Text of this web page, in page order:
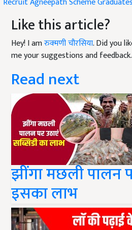
Like this article?
Hey! I amरुक्मणी चौरसिया. Did you
me your suggestions and feedback.
Read next
झींगा मछली पालन
इसका लाभ